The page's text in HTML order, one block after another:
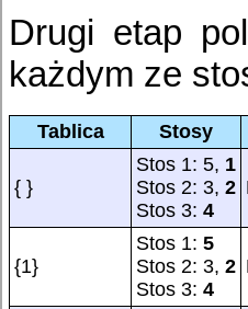
Drugi etap
każdym ze
Tablica Stosy
{ }
Stos 1: 5, 1
Stos 2: 3, 2
Stos 3: 4
{1}
Stos 1: 5
Stos 2: 3, 2
Stos 3: 4